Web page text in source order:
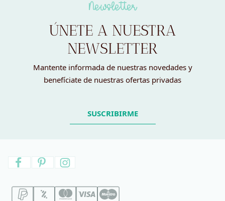
Newsletter
ÚNETE A NUESTRA
NEWSLETTER
Mantente informada de nuestras novedades y
benefíciate de nuestras ofertas privadas
SUSCRIBIRME